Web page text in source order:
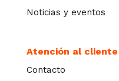
Noticias y eventos
Atención al cliente
Contacto